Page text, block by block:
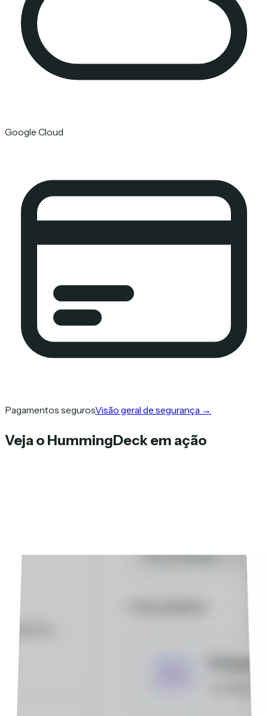
Google Cloud
Pagamentos segurosVisão geral de segurança →
Veja o HummingDeck em ação